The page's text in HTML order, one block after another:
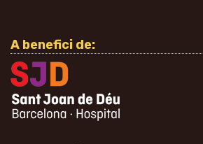
A benefici de: